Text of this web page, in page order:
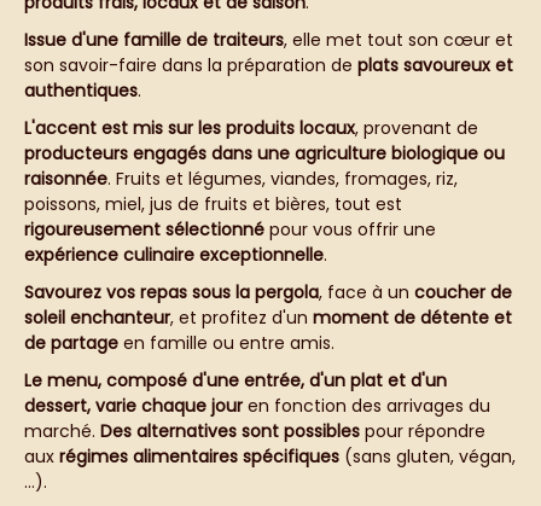
Issue d'une famille de traiteurs, elle met tout son cœur et
son savoir-faire dans la préparation de plats savoureux et
authentiques.
L'accent est mis sur les produits locaux, provenant de
producteurs engagés dans une agriculture biologique ou
raisonnée. Fruits et légumes, viandes, fromages, riz,
poissons, miel, jus de fruits et bières, tout est
rigoureusement sélectionné pour vous offrir une
expérience culinaire exceptionnelle.
Savourez vos repas sous la pergola, face à un coucher de
soleil enchanteur, et profitez d'un moment de détente et
de partage en famille ou entre amis.
Le menu, composé d'une entrée, d'un plat et d'un
dessert, varie chaque jour en fonction des arrivages du
marché. Des alternatives sont possibles pour répondre
aux régimes alimentaires spécifiques (sans gluten, végan,
…).